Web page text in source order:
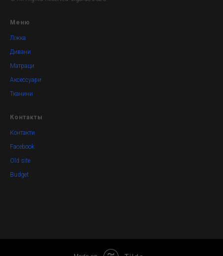
Меню
Ліжка
Дивани
Матраци
Аксессуари
Тканини
Контакты
Контакти
Facebook
Old site
Budget